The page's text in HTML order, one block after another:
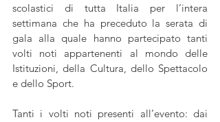
scolastici di tutta Italia per l’intera
settimana che ha preceduto la serata di
gala alla quale hanno partecipato tanti
volti noti appartenenti al mondo delle
Istituzioni, della Cultura, dello Spettacolo
e dello Sport.
Tanti i volti noti presenti all’evento: dai